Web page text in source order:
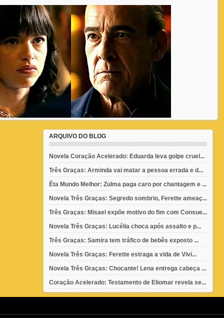
ARQUIVO DO BLOG
Novela Coração Acelerado: Eduarda leva golpe cruel...
Três Graças: Arminda vai matar a pessoa errada e d...
Êta Mundo Melhor: Zulma paga caro por chantagem e ...
Novela Três Graças: Segredo sombrio, Ferette ameaç...
Três Graças: Misael expõe motivo do fim com Consue...
Novela Três Graças: Lucélia choca após assalto e p...
Três Graças: Samira tem tráfico de bebês exposto ...
Novela Três Graças: Ferette estraga a vida de Vivi...
Novela Três Graças: Chocante! Lena entrega cabeça ...
Coração Acelerado: Testamento de Eliomar revela se...